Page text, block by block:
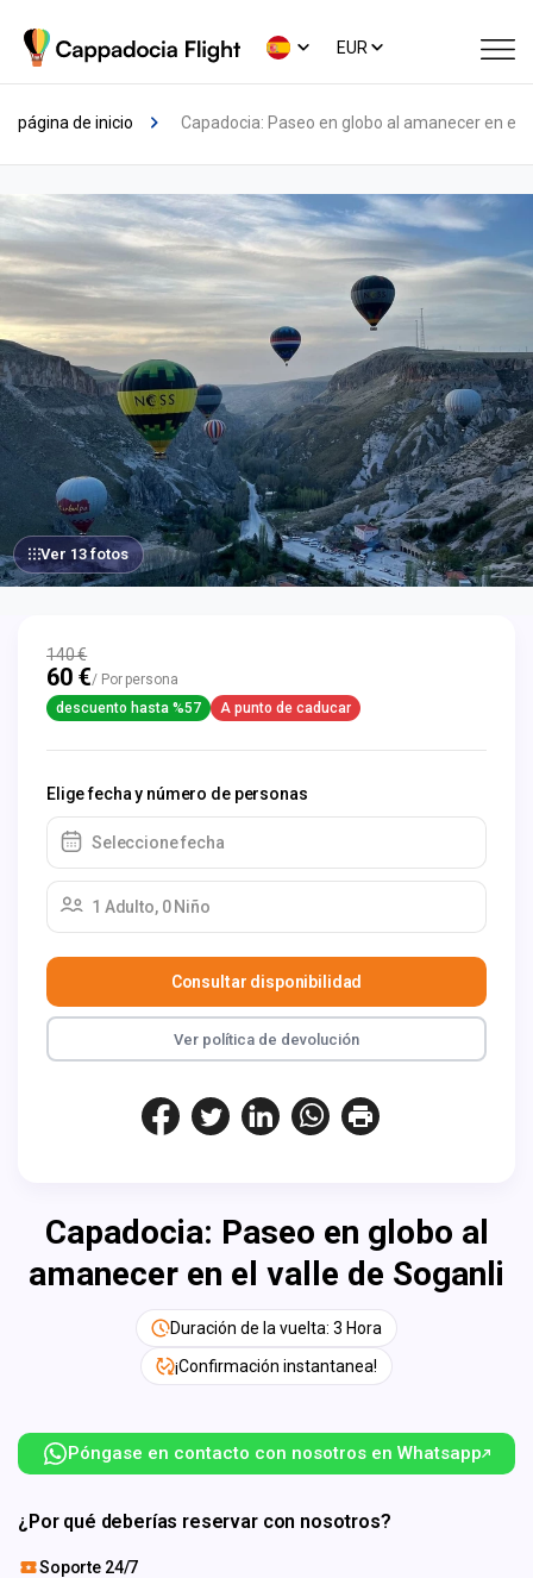
EUR
página de inicio Capadocia: Paseo en globo al amanecer en el
Ver 13 fotos
140 €
60 €/ Por persona
descuento hasta %57
A punto de caducar
Elige fecha y número de personas
Seleccione fecha
1 Adulto, 0 Niño
Consultar disponibilidad
Ver política de devolución
Capadocia: Paseo en globo al
amanecer en el valle de Soganli
Duración de la vuelta: 3 Hora
¡Confirmación instantanea!
Póngase en contacto con nosotros en Whatsapp
¿Por qué deberías reservar con nosotros?
Soporte 24/7